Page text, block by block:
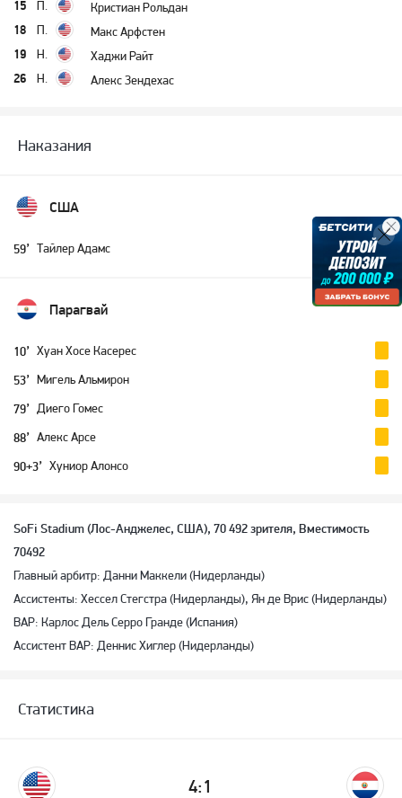
15 П. Кристиан Рольдан
18 П. Макс Арфстен
19 Н. Хаджи Райт
26 Н. Алекс Зендехас
Наказания
США
59’ Тайлер Адамс
Парагвай
10’ Хуан Хосе Касерес
53’ Мигель Альмирон
79’ Диего Гомес
88’ Алекс Арсе
90+3’ Хуниор Алонсо
SoFi Stadium (Лос-Анджелес, США), 70 492 зрителя, Вместимость
70492
Главный арбитр: Данни Маккели (Нидерланды)
Ассистенты: Хессел Стегстра (Нидерланды), Ян де Врис (Нидерланды)
ВАР: Карлос Дель Серро Гранде (Испания)
Ассистент ВАР: Деннис Хиглер (Нидерланды)
Статистика
4:1